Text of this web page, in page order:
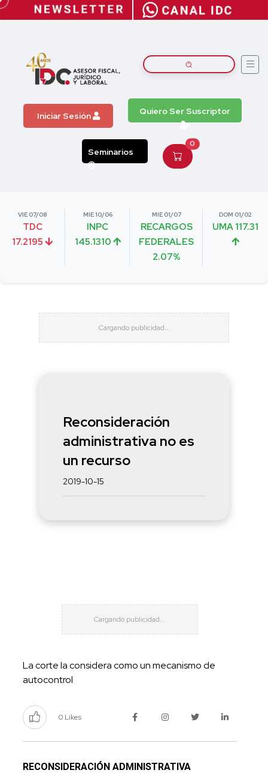
Iniciar Sesión Quiero Ser Suscriptor
Seminarios
0
VIE 07/08
TDC
17.2195
MIE 10/06
INPC
145.1310
MIE 01/07
RECARGOS
FEDERALES
2.07%
DOM 01/02
UMA 117.31
Reconsideración
administrativa no es
un recurso
2019-10-15
La corte la considera como un mecanismo de
autocontrol
0 Likes
RECONSIDERACIÓN ADMINISTRATIVA